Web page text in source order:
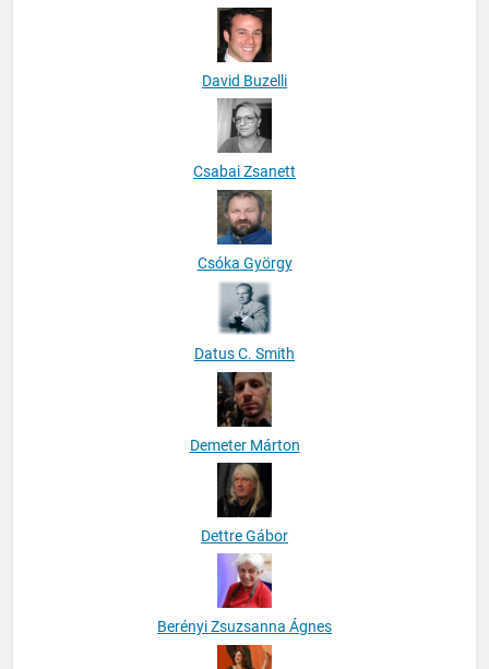
David Buzelli
Csabai Zsanett
Csóka György
Datus C. Smith
Demeter Márton
Dettre Gábor
Berényi Zsuzsanna Ágnes